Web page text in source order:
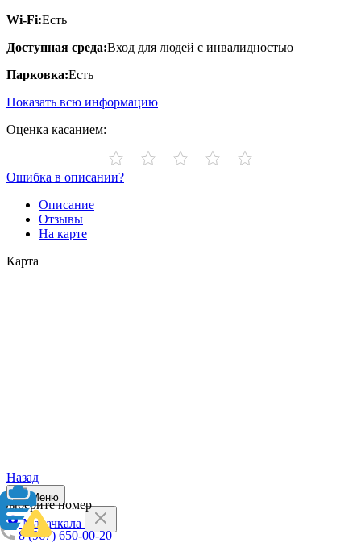
Wi-Fi:Есть
Доступная среда:Вход для людей с инвалидностью
Парковка:Есть
Показать всю информацию
Оценка касанием:
Ошибка в описании?
Описание
Отзывы
На карте
Карта
Назад
Выберите номер
8 (967) 650-00-20
Меню
Махачкала